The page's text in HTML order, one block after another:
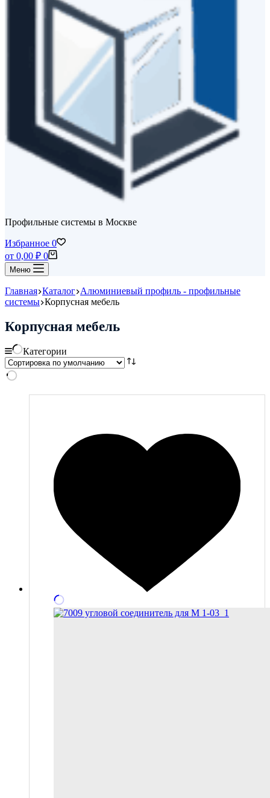
Профильные системы в Москве
Избранное 0
Корзина
от 0,00 ₽ 0
Меню
Главная Каталог Алюминиевый профиль - профильные
системы Корпусная мебель
Корпусная мебель
Категории